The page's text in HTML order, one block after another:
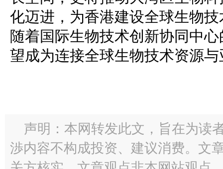
化迈进，为香港建设全球生物
随着国际生物技术创新协同中
望成为连接全球生物技术资源
声明：本网转发此文，旨在为读
渉内容不构成投资、建议消费。文